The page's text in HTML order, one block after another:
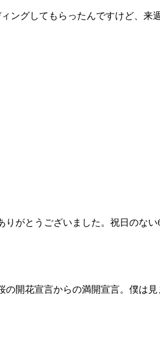
ングしてもらったんですけど、
がとうございました。祝日のな
開花宣言からの満開宣言。僕は